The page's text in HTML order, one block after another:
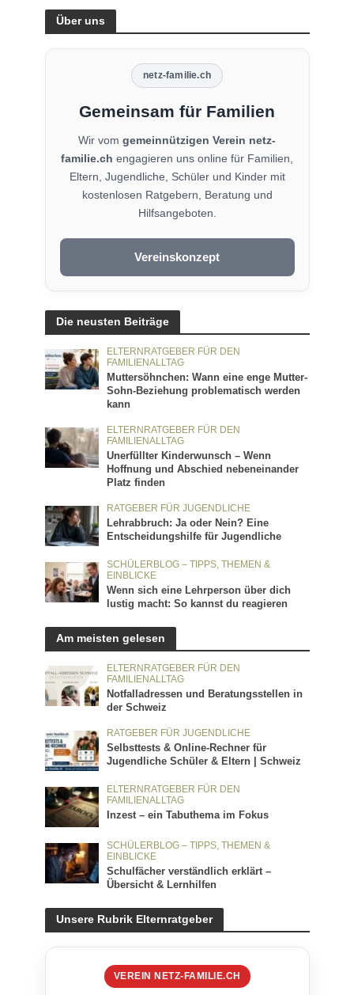
Über uns
netz-familie.ch
Gemeinsam für Familien
Wir vom gemeinnützigen Verein netz-
familie.ch engagieren uns online für Familien,
Eltern, Jugendliche, Schüler und Kinder mit
kostenlosen Ratgebern, Beratung und
Hilfsangeboten.
Vereinskonzept
Die neusten Beiträge
ELTERNRATGEBER FÜR DEN
FAMILIENALLTAG
Muttersöhnchen: Wann eine enge Mutter-
Sohn-Beziehung problematisch werden
kann
ELTERNRATGEBER FÜR DEN
FAMILIENALLTAG
Unerfüllter Kinderwunsch – Wenn
Hoffnung und Abschied nebeneinander
Platz finden
RATGEBER FÜR JUGENDLICHE
Lehrabbruch: Ja oder Nein? Eine
Entscheidungshilfe für Jugendliche
SCHÜLERBLOG – TIPPS, THEMEN &
EINBLICKE
Wenn sich eine Lehrperson über dich
lustig macht: So kannst du reagieren
Am meisten gelesen
ELTERNRATGEBER FÜR DEN
FAMILIENALLTAG
Notfalladressen und Beratungsstellen in
der Schweiz
RATGEBER FÜR JUGENDLICHE
Selbsttests & Online-Rechner für
Jugendliche Schüler & Eltern | Schweiz
ELTERNRATGEBER FÜR DEN
FAMILIENALLTAG
Inzest – ein Tabuthema im Fokus
SCHÜLERBLOG – TIPPS, THEMEN &
EINBLICKE
Schulfächer verständlich erklärt –
Übersicht & Lernhilfen
Unsere Rubrik Elternratgeber
VEREIN NETZ-FAMILIE.CH